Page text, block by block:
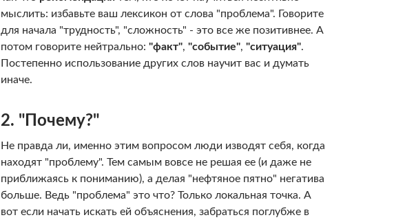
мыслить: избавьте ваш лексикон от слова "проблема". Говорите
для начала "трудность", "сложность" - это все же позитивнее. А
потом говорите нейтрально: "факт", "событие", "ситуация".
Постепенно использование других слов научит вас и думать
иначе.
2. "Почему?"
Не правда ли, именно этим вопросом люди изводят себя, когда
находят "проблему". Тем самым вовсе не решая ее (и даже не
приближаясь к пониманию), а делая "нефтяное пятно" негатива
больше. Ведь "проблема" это что? Только локальная точка. А
вот если начать искать ей объяснения, забраться поглубже в